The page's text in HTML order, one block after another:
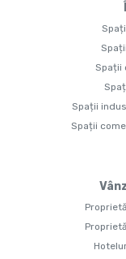
Spații
Spații
Spații